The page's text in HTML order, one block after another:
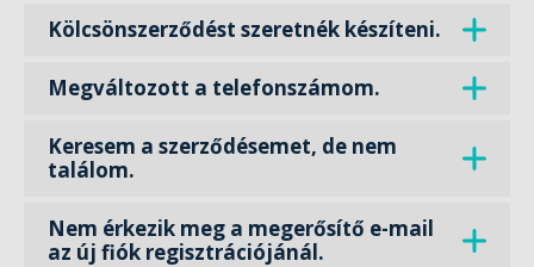
Kölcsönszerződést szeretnék készíteni.
Megváltozott a telefonszámom.
Keresem a szerződésemet, de nem
találom.
Nem érkezik meg a megerősítő e-mail
az új fiók regisztrációjánál.